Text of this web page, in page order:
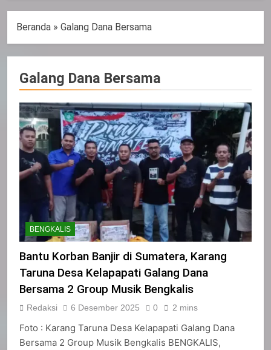
Beranda » Galang Dana Bersama
Galang Dana Bersama
BENGKALIS
Bantu Korban Banjir di Sumatera, Karang
Taruna Desa Kelapapati Galang Dana
Bersama 2 Group Musik Bengkalis
Redaksi 6 Desember 2025 0 2 mins
Foto : Karang Taruna Desa Kelapapati Galang Dana
Bersama 2 Group Musik Bengkalis BENGKALIS,